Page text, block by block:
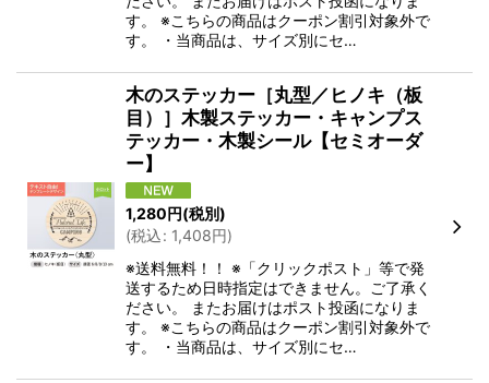
す。 ※こちらの商品はクーポン割引対象外で
す。 ・当商品は、サイズ別にセ…
木のステッカー［丸型／ヒノキ（板
目）］木製ステッカー・キャンプス
テッカー・木製シール【セミオーダ
ー】
1,280円(税別)
(税込: 1,408円)
※送料無料！！ ※「クリックポスト」等で発
送するため日時指定はできません。ご了承く
ださい。 またお届けはポスト投函になりま
す。 ※こちらの商品はクーポン割引対象外で
す。 ・当商品は、サイズ別にセ…